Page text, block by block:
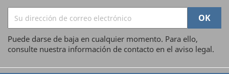
Puede darse de baja en cualquier momento. Para ello,
consulte nuestra información de contacto en el aviso legal.